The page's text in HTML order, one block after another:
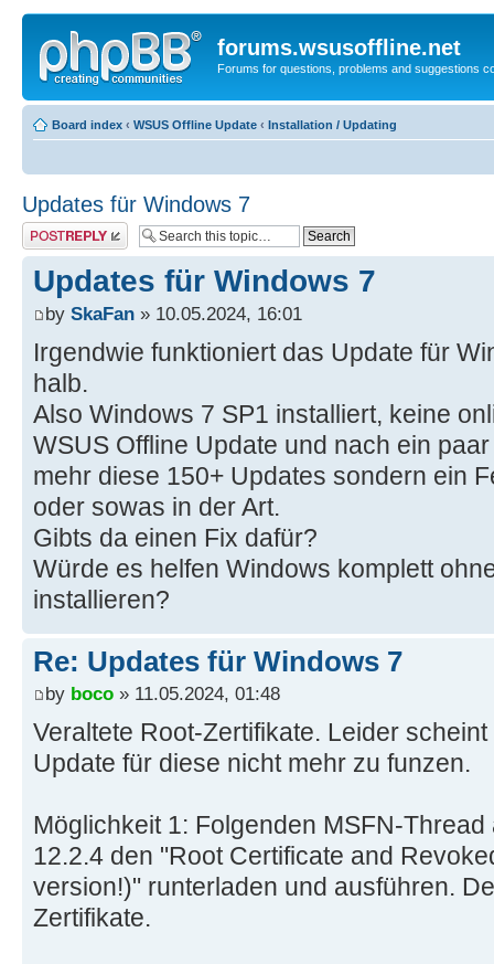
forums.wsusoffline.net
Forums for questions, problems and suggestions
Board index ‹ WSUS Offline Update ‹ Installation / Updating
Updates für Windows 7
Post a reply
Updates für Windows 7
by SkaFan » 10.05.2024, 16:01
Irgendwie funktioniert das Update für
halb.
Also Windows 7 SP1 installiert, keine
WSUS Offline Update und nach ein
mehr diese 150+ Updates sondern ein
oder sowas in der Art.
Gibts da einen Fix dafür?
Würde es helfen Windows komplett
installieren?
Re: Updates für Windows 7
by boco » 11.05.2024, 01:48
Veraltete Root-Zertifikate. Leider
Update für diese nicht mehr zu funzen.
Möglichkeit 1: Folgenden MSFN-
12.2.4 den "Root Certificate and
version!)" runterladen und ausführen.
Zertifikate.